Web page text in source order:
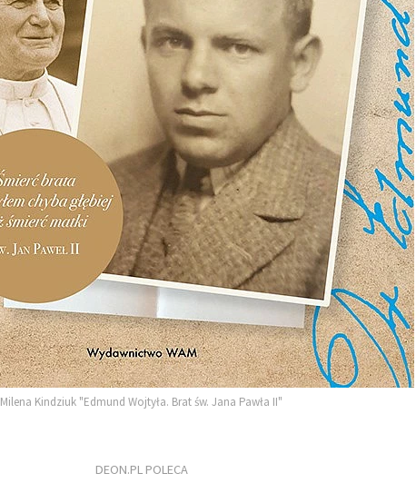
Milena Kindziuk "Edmund Wojtyła. Brat św. Jana Pawła II"
DEON.PL POLECA